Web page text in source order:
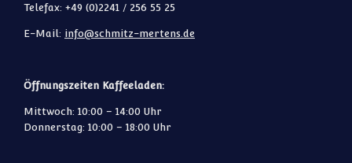
Telefax: +49 (0)2241 / 256 55 25
E-Mail: info@schmitz-mertens.de
Öffnungszeiten Kaffeeladen:
Mittwoch: 10:00 – 14:00 Uhr
Donnerstag: 10:00 – 18:00 Uhr